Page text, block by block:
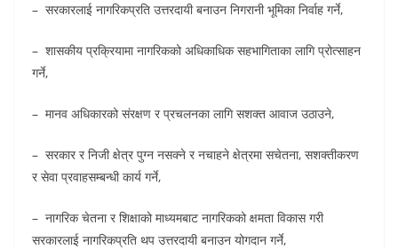
– सरकारलाई नागरिकप्रति उत्तरदायी बनाउन निगरानी भूमिका निर्वाह गर्ने,
– शासकीय प्रक्रियामा नागरिकको अधिकाधिक सहभागिताका लागि प्रोत्साहन
गर्ने,
– मानव अधिकारको संरक्षण र प्रचलनका लागि सशक्त आवाज उठाउने,
– सरकार र निजी क्षेत्र पुग्न नसक्ने र नचाहने क्षेत्रमा सचेतना, सशक्तीकरण
र सेवा प्रवाहसम्बन्धी कार्य गर्ने,
– नागरिक चेतना र शिक्षाको माध्यमबाट नागरिकको क्षमता विकास गरी
सरकारलाई नागरिकप्रति थप उत्तरदायी बनाउन योगदान गर्ने,